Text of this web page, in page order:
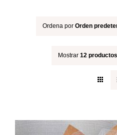
Velas Comunión
Blog
Ordena por Orden
Mostrar 12 productos